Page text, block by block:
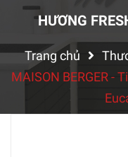
HƯƠNG
Trang chủ
MAISON BERGER -